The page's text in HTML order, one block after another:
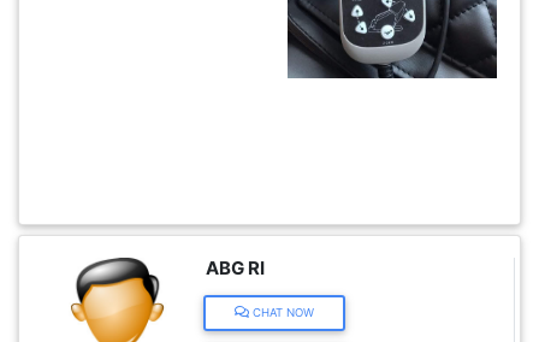
Category
Kesihatan
Brand
KENDERAAN(6)
ELEKTRONIK(5)